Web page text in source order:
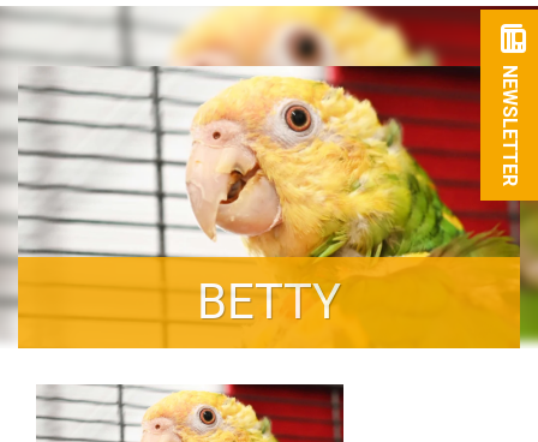
NEWSLETTER
BETTY